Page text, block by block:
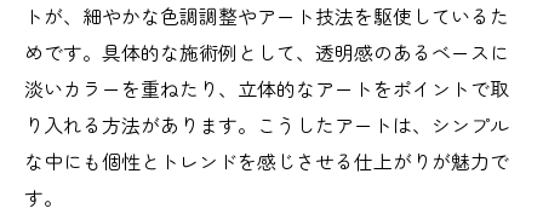
トが、細やかな色調調整やアート技法を駆使しているた
めです。具体的な施術例として、透明感のあるベースに
淡いカラーを重ねたり、立体的なアートをポイントで取
り入れる方法があります。こうしたアートは、シンプル
な中にも個性とトレンドを感じさせる仕上がりが魅力で
す。